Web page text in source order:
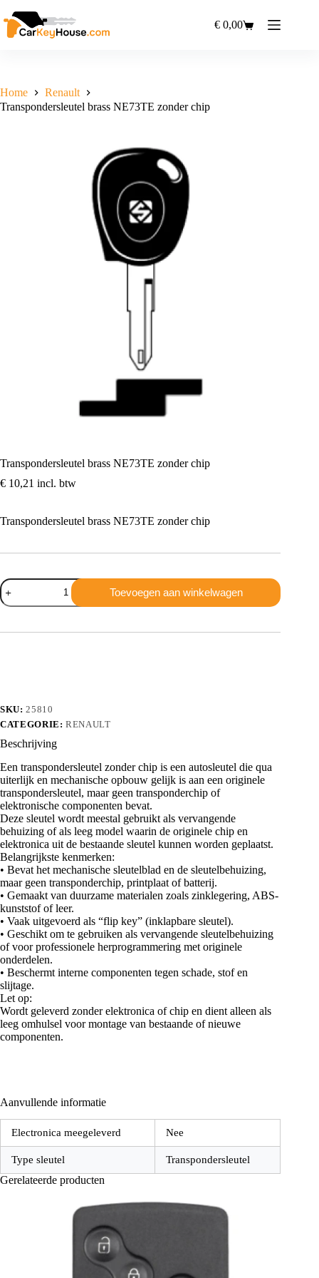
naar
de
Winkelwagen
€ 0,00
Home
Renault
Transpondersleutel brass NE73TE zonder chip
Transpondersleutel brass NE73TE zonder chip
€ 10,21 incl. btw
Transpondersleutel brass NE73TE zonder chip
Transpondersleutel
brass
NE73TE
chip
Toevoegen aan winkelwagen
SKU:25810
CATEGORIE:RENAULT
Beschrijving
Een transpondersleutel zonder chip is een autosleutel die qua
uiterlijk en mechanische opbouw gelijk is aan een originele
transpondersleutel, maar geen transponderchip of
elektronische componenten bevat.
Deze sleutel wordt meestal gebruikt als vervangende
behuizing of als leeg model waarin de originele chip en
elektronica uit de bestaande sleutel kunnen worden geplaatst.
Belangrijkste kenmerken:
• Bevat het mechanische sleutelblad en de sleutelbehuizing,
maar geen transponderchip, printplaat of batterij.
• Gemaakt van duurzame materialen zoals zinklegering, ABS-
kunststof of leer.
• Vaak uitgevoerd als “flip key” (inklapbare sleutel).
• Geschikt om te gebruiken als vervangende sleutelbehuizing
of voor professionele herprogrammering met originele
onderdelen.
• Beschermt interne componenten tegen schade, stof en
slijtage.
Let op:
Wordt geleverd zonder elektronica of chip en dient alleen als
leeg omhulsel voor montage van bestaande of nieuwe
componenten.
Aanvullende informatie
Electronica meegeleverd Nee
Type sleutel Transpondersleutel
Gerelateerde producten